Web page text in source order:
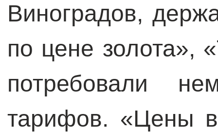
Виноградов,
по цене золота»,
потребовали
тарифов. «Цены